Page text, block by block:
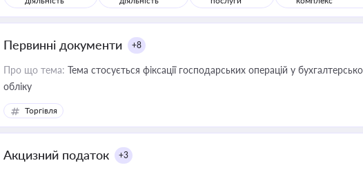
Первинні документи +8
Про що тема: Тема стосується фіксації господарських операцій у
обліку
Торгівля
Акцизний податок +3